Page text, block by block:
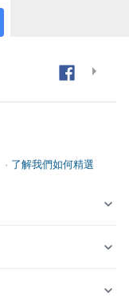
· 了解我們如何精選